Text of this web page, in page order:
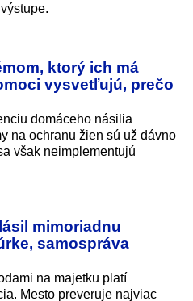
ktorý ich má
vysvetľujú, prečo
domáceho násilia
na ochranu žien sú už dávno
však neimplementujú
mimoriadnu
samospráva
na majetku platí
Mesto preveruje najviac